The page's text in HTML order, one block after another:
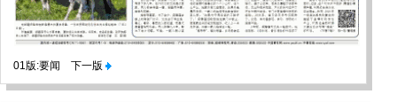
01版:要闻 下一版